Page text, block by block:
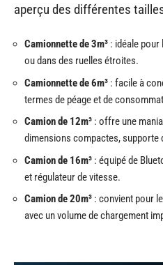
aperçu des différentes
Camionnette de 3m³ : idéale pour
ou dans des ruelles étroites.
Camionnette de 6m³ : facile à
termes de péage et de
Camion de 12m³ : offre une
dimensions compactes, supporte
Camion de 16m³ : équipé de
et régulateur de vitesse.
Camion de 20m³ : convient pour
avec un volume de chargement